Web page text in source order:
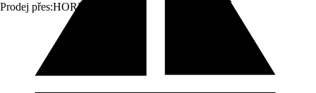
Prodej přes:HORNBACH